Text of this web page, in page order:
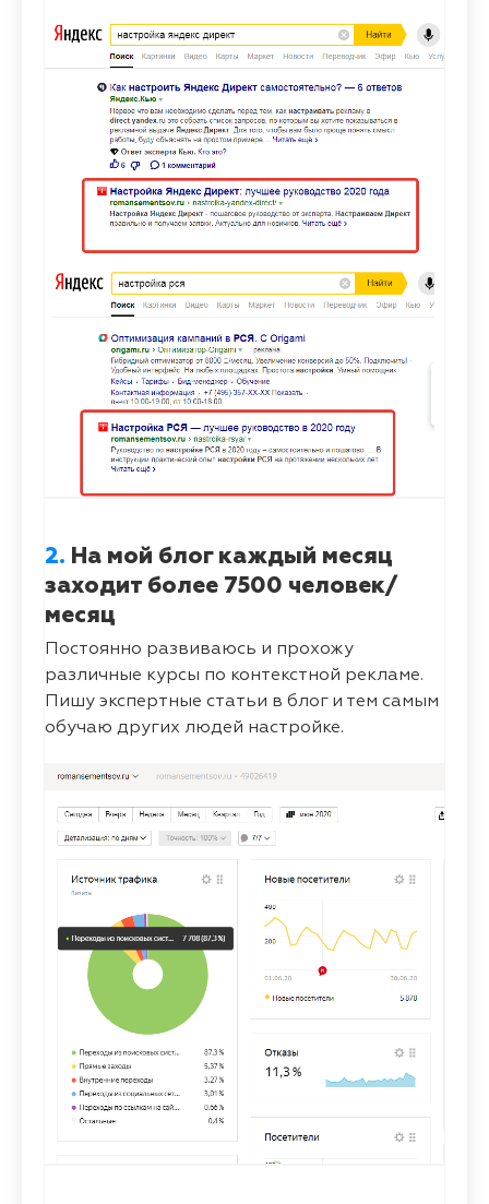
2. На мой блог каждый месяц
заходит более 7500 человек/
месяц
Постоянно развиваюсь и прохожу
различные курсы по контекстной рекламе.
Пишу экспертные статьи в блог и тем самым
обучаю других людей настройке.